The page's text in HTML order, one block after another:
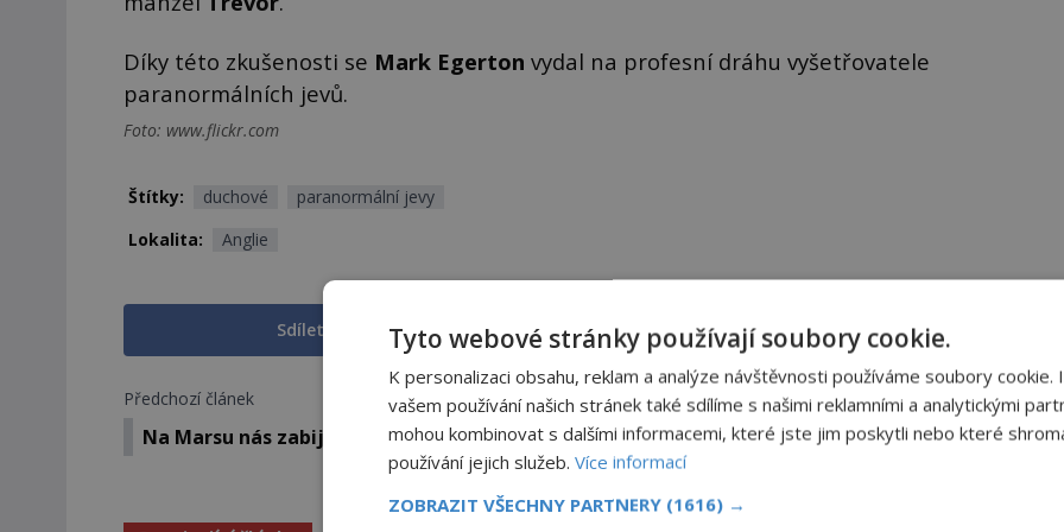
Díky této zkušenosti se Mark Egerton vydal na profesní dráhu vyšetřovatele
paranormálních jevů.
Foto: www.flickr.com
Štítky: duchové
paranormální jevy
Lokalita:
Anglie
Sdílet na Facebooku Sdílet na X
Předchozí článek
Na Marsu nás zabijí viry a bakterie, tvrdí vědci
Další článek
Namísto uneseného syna policie vrátila
matce cizí dítě: Její syn nebyl nikdy nalezen!
Tyto webové stránky používají soubory cookie.
K personalizaci obsahu, reklam a analýze návštěvnosti používáme soubory cookie.
vašem používání našich stránek také sdílíme s našimi reklamními a analytickými
mohou kombinovat s dalšími informacemi, které jste jim poskytli nebo které
používání jejich služeb. Více informací
ZOBRAZIT VŠECHNY PARTNERY (1616) →